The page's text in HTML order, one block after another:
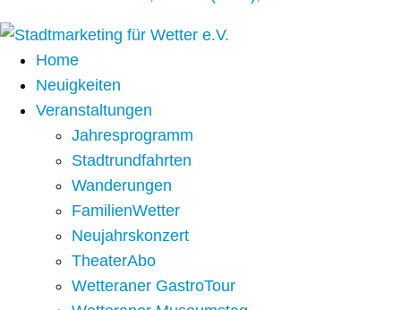
Home
Neuigkeiten
Veranstaltungen
Jahresprogramm
Stadtrundfahrten
Wanderungen
FamilienWetter
Neujahrskonzert
TheaterAbo
Wetteraner GastroTour